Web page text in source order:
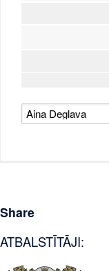
Share
ATBALSTĪTĀJI: